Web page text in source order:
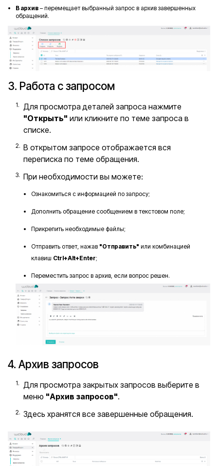
В архив – перемещает выбранный запрос в архив завершенных
обращений.
3. Работа с запросом
Для просмотра деталей запроса нажмите
"Открыть" или кликните по теме запроса в
списке.
В открытом запросе отображается вся
переписка по теме обращения.
При необходимости вы можете:
Ознакомиться с информацией по запросу;
Дополнить обращение сообщением в текстовом поле;
Прикрепить необходимые файлы;
Отправить ответ, нажав "Отправить" или комбинацией
клавиш Ctrl+Alt+Enter;
Переместить запрос в архив, если вопрос решен.
4. Архив запросов
Для просмотра закрытых запросов выберите в
меню "Архив запросов".
Здесь хранятся все завершенные обращения.